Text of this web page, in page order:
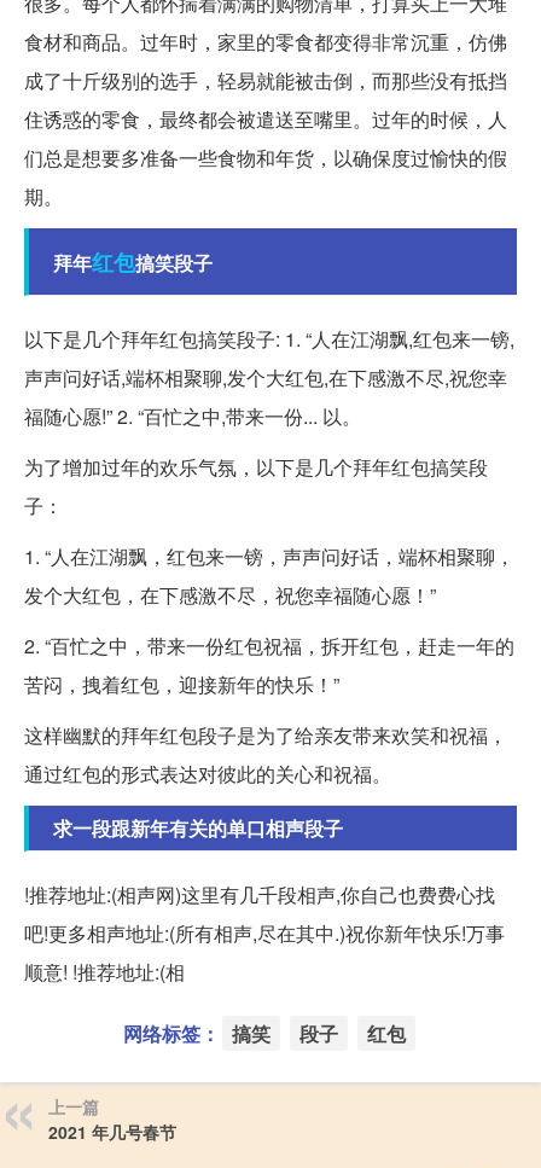
食材和商品。过年时，家里的零食都变得非常沉重，仿佛
成了十斤级别的选手，轻易就能被击倒，而那些没有抵挡
住诱惑的零食，最终都会被遣送至嘴里。过年的时候，人
们总是想要多准备一些食物和年货，以确保度过愉快的假
期。
拜年红包搞笑段子
以下是几个拜年红包搞笑段子: 1. “人在江湖飘,红包来一镑,
声声问好话,端杯相聚聊,发个大红包,在下感激不尽,祝您幸
福随心愿!” 2. “百忙之中,带来一份... 以。
为了增加过年的欢乐气氛，以下是几个拜年红包搞笑段
子：
1. “人在江湖飘，红包来一镑，声声问好话，端杯相聚聊，
发个大红包，在下感激不尽，祝您幸福随心愿！”
2. “百忙之中，带来一份红包祝福，拆开红包，赶走一年的
苦闷，拽着红包，迎接新年的快乐！”
这样幽默的拜年红包段子是为了给亲友带来欢笑和祝福，
通过红包的形式表达对彼此的关心和祝福。
求一段跟新年有关的单口相声段子
!推荐地址:(相声网)这里有几千段相声,你自己也费费心找
吧!更多相声地址:(所有相声,尽在其中.)祝你新年快乐!万事
顺意! !推荐地址:(相
网络标签： 搞笑 段子 红包
上一篇
2021 年几号春节